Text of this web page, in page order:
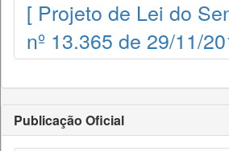
[ Projeto de Lei do
nº 13.365 de 29/11/
Publicação Oficial